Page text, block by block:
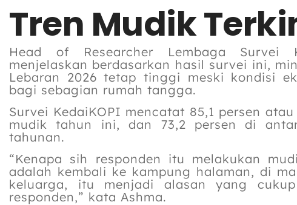
Tren Mudik
Head of Researcher Lembaga Survei
menjelaskan berdasarkan hasil survei ini,
Lebaran 2026 tetap tinggi meski kondisi
bagi sebagian rumah tangga.
Survei KedaiKOPI mencatat 85,1 persen
mudik tahun ini, dan 73,2 persen di
tahunan.
“Kenapa sih responden itu melakukan
adalah kembali ke kampung halaman, di
keluarga, itu menjadi alasan yang
responden,” kata Ashma.